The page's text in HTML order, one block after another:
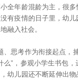
全年龄混龄为主，很
有疫情的日子里，幼
融入社会。
思考作为衔接起点，
么”，参观小学生书包
幼儿园还不断延伸出